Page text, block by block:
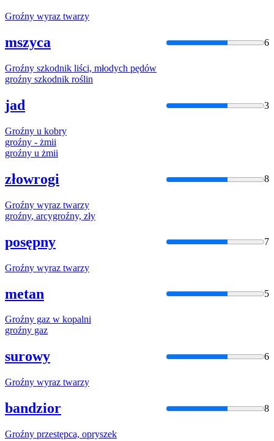
Groźny wyraz twarzy
mszyca 6
Groźny szkodnik liści, młodych pędów
groźny szkodnik roślin
jad 3
Groźny u kobry
groźny - żmii
groźny u żmii
złowrogi 8
Groźny wyraz twarzy
groźny, arcygroźny, zły
posępny 7
Groźny wyraz twarzy
metan 5
Groźny gaz w kopalni
groźny gaz
surowy 6
Groźny wyraz twarzy
bandzior 8
Groźny przestępca, opryszek